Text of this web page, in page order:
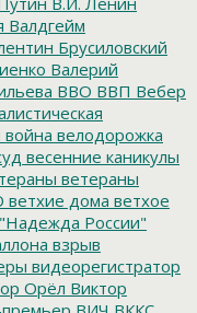
Валдгейм
Брусиловский
Валерий
ВВО ВВП Вебер
война велодорожка
весенние каникулы
ветераны
ветхие дома ветхое
России"
взрыв
видеорегистратор
Орёл Виктор